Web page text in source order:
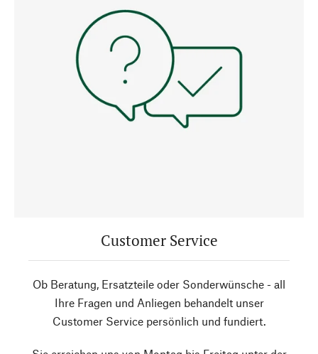
Customer Service
Ob Beratung, Ersatzteile oder Sonderwünsche - all
Ihre Fragen und Anliegen behandelt unser
Customer Service persönlich und fundiert.